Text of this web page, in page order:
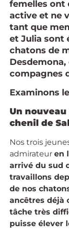
femelles ont
active et ne
tant que
et Julia sont
chatons de
compagnes
Examinons
Un
chenil de
Nos trois
admirateur en
arrivé du sud
travaillons
de nos
ancêtres déjà
tâche très
puisse élever